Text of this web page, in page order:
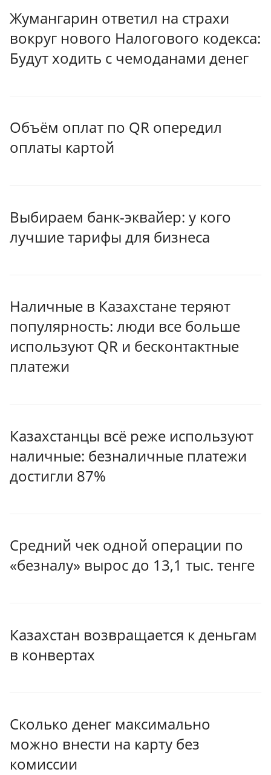
Жумангарин ответил на страхи
вокруг нового Налогового кодекса:
Будут ходить с чемоданами денег
Объём оплат по QR опередил
оплаты картой
Выбираем банк-эквайер: у кого
лучшие тарифы для бизнеса
Наличные в Казахстане теряют
популярность: люди все больше
используют QR и бесконтактные
платежи
Казахстанцы всё реже используют
наличные: безналичные платежи
достигли 87%
Средний чек одной операции по
«безналу» вырос до 13,1 тыс. тенге
Казахстан возвращается к деньгам
в конвертах
Сколько денег максимально
можно внести на карту без
комиссии